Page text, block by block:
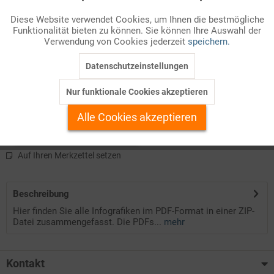
Diese Datei umfasst alle Infografiken der Ausgabe 07/2023.
Die Infografiken sind im PDF-Format in eine ZIP-Datei gepackt.
Die PDF-Dateien stehen Ihnen als Farb- und Schwarz-Weiß-
Version bequem mit einem Download zur Verfügung.
Kostenlos anmelden
Auf Ihren Merkzettel setzen
Beschreibung
Hier finden Sie alle Infografiken im PDF-Format in einer ZIP-
Datei zusammengefasst. Die PDFs... mehr
Kontakt
Marketing Inaktiv
Personalisierung Inaktiv
Service
Diese Website verwendet Cookies, um Ihnen die bestmögliche
Funktionalität bieten zu können. Sie können Ihre Auswahl der
Verwendung von Cookies jederzeit speichern.
Datenschutzeinstellungen
Nur funktionale Cookies akzeptieren
Alle Cookies akzeptieren